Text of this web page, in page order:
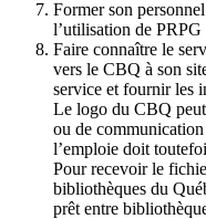
Former son
l’utilisation de
Faire connaître le
vers le CBQ à son
service et fournir les
Le logo du CBQ
ou de
l’emploie doit
Pour recevoir le
bibliothèques du
prêt entre